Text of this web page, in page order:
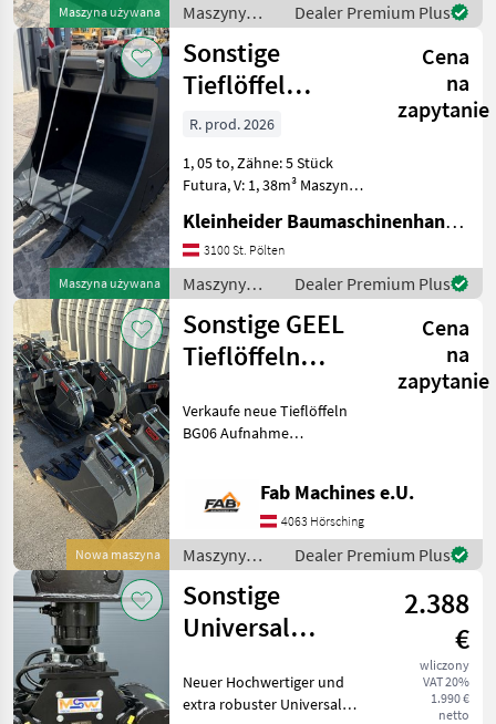
180cm
Anbaulänge
Greifer
UG 08
Zweischalengreifer
MARKETPLACE
Marketplace
Oferty
dealerów
Ogłoszenia
Maszyna używana
Maszyny
budowlane /
Sonstige
Dealer Premium Plus
Maszyna używana
Sonstige
Tieflöffel
Metalport MP26-
Cena
na
zapytanie
R. prod. 2026
1, 05 to, Zähne: 5 Stück
Futura, V: 1, 38m³ Maszyny
osprzęt
Kleinheider Baumaschinenhandel GmbH.
3100 St. Pölten
Maszyny
budowlane /
Sonstige
Dealer Premium Plus
Nowa maszyna
Sonstige GEEL
Tieflöffeln
tonnen
Cena
na
zapytanie
Verkaufe neue Tieflöffeln
BG06 Aufnahme
budowlane Koparka -Fab Machines e.U.
4063 Hörsching
Maszyny
budowlane /
Sonstige
Dealer Premium Plus
Sonstige
Universal
Sortiergreifer 1-
2.388
€
wliczony
VAT 20%
1.990 €
netto
Neuer Hochwertiger und
extra robuster Universal